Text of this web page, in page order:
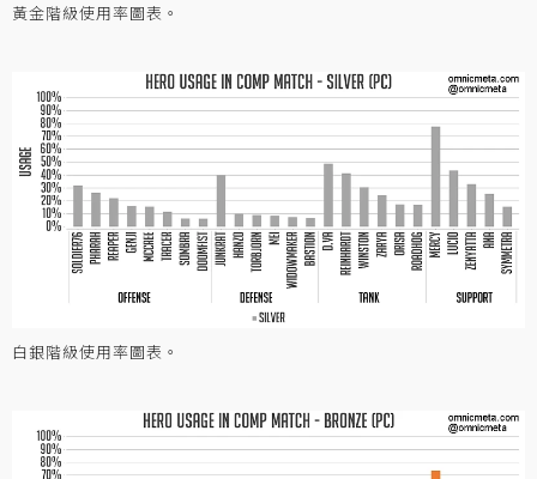
黃金階級使用率圖表。
白銀階級使用率圖表。